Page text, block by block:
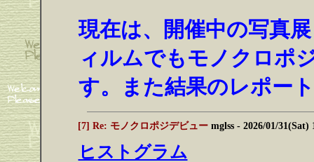
現在は、開催中の写真
ィルムでもモノクロポ
す。また結果のレポー
[7] Re: モノクロポジデビュー mglss- 2026/01/31(Sat)
ヒストグラム